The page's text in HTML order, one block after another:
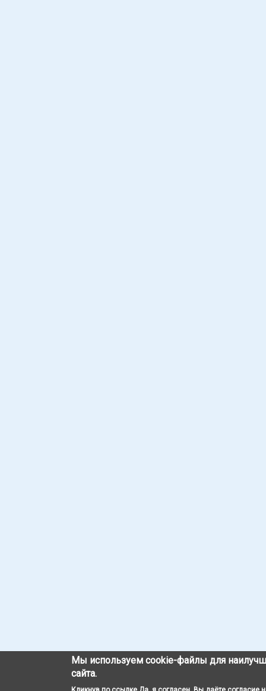
Мы используем cookie-файлы для
сайта.